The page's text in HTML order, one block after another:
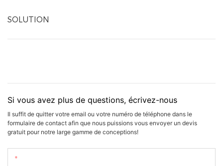
SOLUTION
Si vous avez plus de questions, écrivez-nous
Il suffit de quitter votre email ou votre numéro de téléphone dans le
formulaire de contact afin que nous puissions vous envoyer un devis
gratuit pour notre large gamme de conceptions!